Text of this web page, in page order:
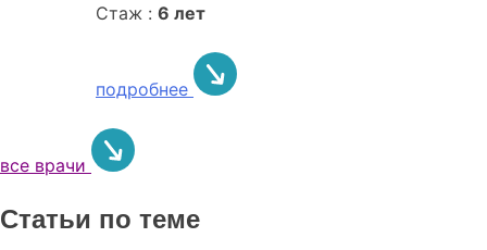
Стаж : 6 лет
подробнее
все врачи
Статьи по теме